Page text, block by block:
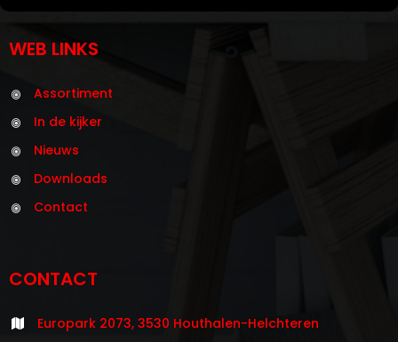
WEB LINKS
Assortiment
In de kijker
Nieuws
Downloads
Contact
CONTACT
Europark 2073, 3530 Houthalen-Helchteren